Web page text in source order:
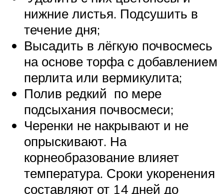
нижние листья. Подсушить в
течение дня;
Высадить в лёгкую почвосмесь
на основе торфа с добавлением
перлита или вермикулита;
Полив редкий по мере
подсыхания почвосмеси;
Черенки не накрывают и не
опрыскивают. На
корнеобразование влияет
температура. Сроки укоренения
составляют от 14 дней до